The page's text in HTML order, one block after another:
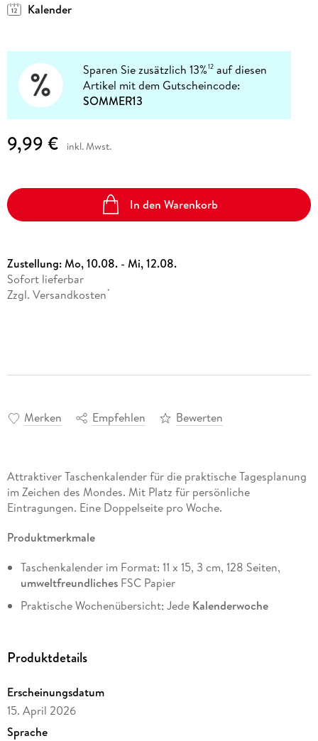
Kalender
Sparen Sie zusätzlich 13%12 auf diesen
Artikel mit dem Gutscheincode:
SOMMER13
9,99 € inkl. Mwst.
In den Warenkorb
Zustellung:Mo, 10.08. - Mi, 12.08.
Sofort lieferbar
Zzgl. Versandkosten *
Merken Empfehlen Bewerten
Attraktiver Taschenkalender für die praktische Tagesplanung
im Zeichen des Mondes. Mit Platz für persönliche
Eintragungen. Eine Doppelseite pro Woche.
Produktmerkmale
Taschenkalender im Format: 11 x 15, 3 cm, 128 Seiten,
umweltfreundlichesFSC Papier
Praktische Wochenübersicht; Jede Kalenderwoche
Österreich und der Schweiz
Schönheit
Produktdetails
Erscheinungsdatum
15. April 2026
Sprache